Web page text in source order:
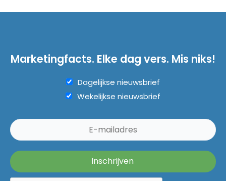
Marketingfacts. Elke dag vers. Mis niks!
Dagelijkse nieuwsbrief
Wekelijkse nieuwsbrief